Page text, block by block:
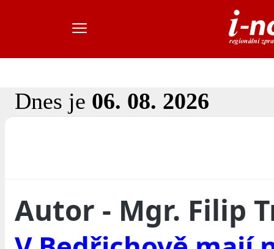
Dnes je 06. 08. 2026
Autor - Mgr. Filip